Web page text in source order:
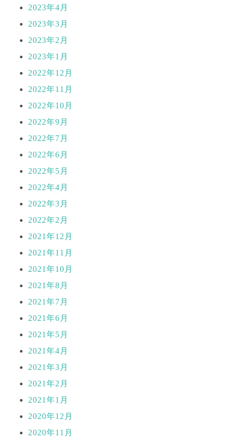
2023年4月
2023年3月
2023年2月
2023年1月
2022年12月
2022年11月
2022年10月
2022年9月
2022年7月
2022年6月
2022年5月
2022年4月
2022年3月
2022年2月
2021年12月
2021年11月
2021年10月
2021年8月
2021年7月
2021年6月
2021年5月
2021年4月
2021年3月
2021年2月
2021年1月
2020年12月
2020年11月